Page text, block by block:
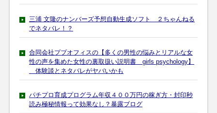
三浦 文隆のナンバーズ予想自動生成ソフト ２ちゃんねる
でネタバレ！？
合同会社ププオフィスの【多くの男性の悩みとリアルな女
性の声を集めた女性の裏取扱い説明書 girls psychology】
体験談とネタバレがヤバいかも
パチプロ育成プログラム年収４００万円の稼ぎ方・封印秒
読み極秘情報って効果なし？暴露ブログ